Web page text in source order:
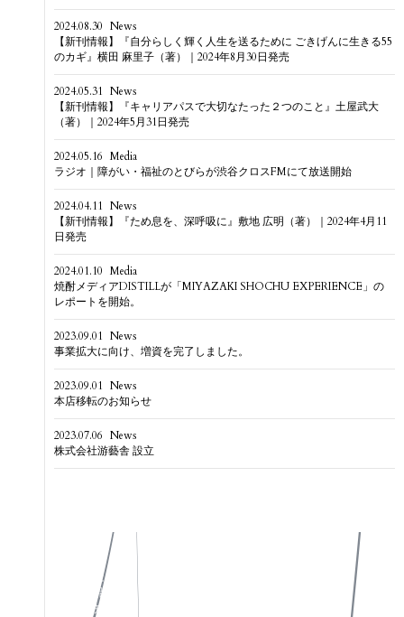
2024.08.30 News
【新刊情報】『自分らしく輝く人生を送るために ごきげんに生きる55
のカギ』横田 麻里子（著）｜2024年8月30日発売
2024.05.31 News
【新刊情報】『キャリアパスで大切なたった２つのこと』土屋武大
（著）｜2024年5月31日発売
2024.05.16 Media
ラジオ｜障がい・福祉のとびらが渋谷クロスFMにて放送開始
2024.04.11 News
【新刊情報】『ため息を、深呼吸に』敷地 広明（著）｜2024年4月11
日発売
2024.01.10 Media
焼酎メディアDISTILLが「MIYAZAKI SHOCHU EXPERIENCE」の
レポートを開始。
2023.09.01 News
事業拡大に向け、増資を完了しました。
2023.09.01 News
本店移転のお知らせ
2023.07.06 News
株式会社游藝舎 設立
私たちについて
作品一覧
お知らせ